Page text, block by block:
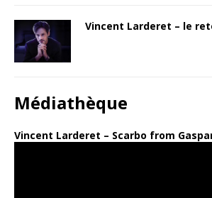
Vincent Larderet – le
Médiathèque
Vincent Larderet – Scarbo from